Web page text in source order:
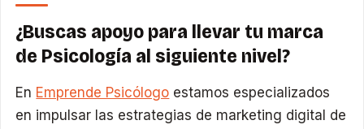
¿Buscas apoyo para llevar tu marca
de Psicología al siguiente nivel?
En Emprende Psicólogo estamos especializados
en impulsar las estrategias de marketing digital de